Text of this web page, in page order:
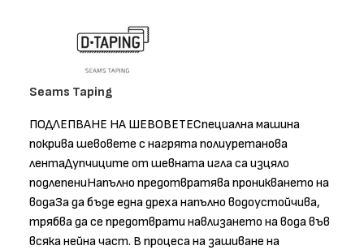
Seams Taping
ПОДЛЕПВАНЕ НА ШЕВОВЕТЕСпециална машина
покрива шевовете с нагрята полиуретанова
лентаДупчиците от шевната игла са изцяло
подлепениНапълно предотвратява проникването на
водаЗа да бъде една дреха напълно водоустойчива,
трябва да се предотврати навлизането на вода във
всяка нейна част. В процеса на зашиване на